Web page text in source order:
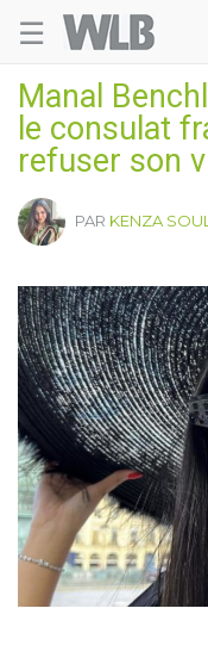
☰
Manal
le consulat
refuser son
PAR KENZA